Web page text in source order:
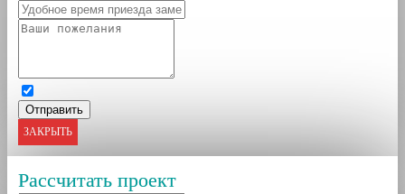
ЗАКРЫТЬ
Рассчитать проект